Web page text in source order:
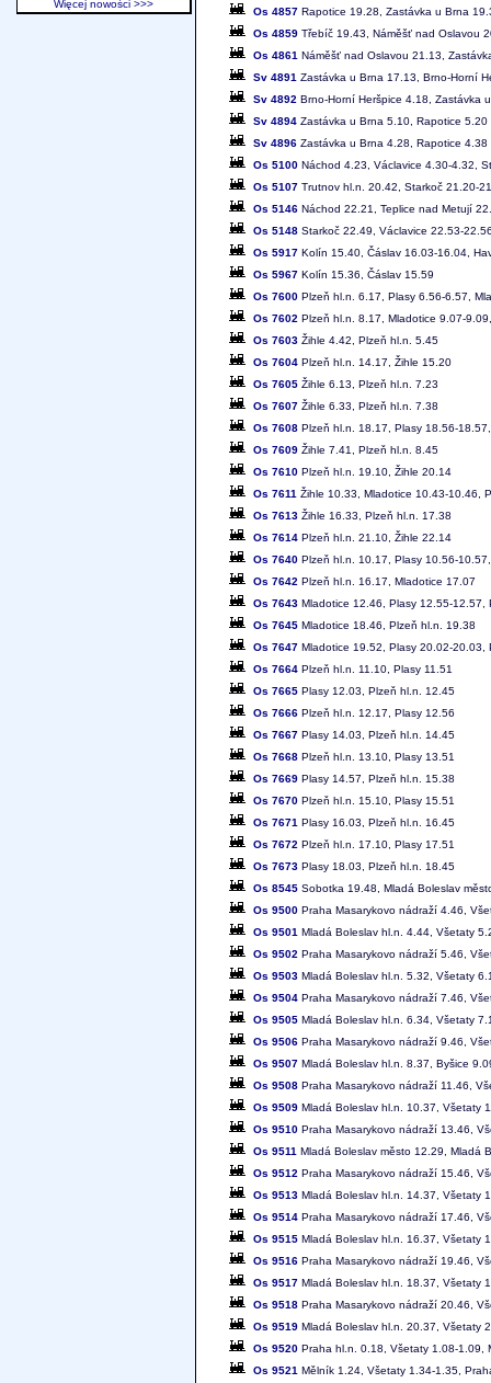
Os 4857 Rapotice 19.28, Zastávka u Brna
Os 4859 Třebíč 19.43, Náměšť nad Oslavou
Os 4861 Náměšť nad Oslavou 21.13,
Sv 4891 Zastávka u Brna 17.13, Brno-Horní
Sv 4892 Brno-Horní Heršpice 4.18, Zastávka
Sv 4894 Zastávka u Brna 5.10, Rapotice 5.20
Sv 4896 Zastávka u Brna 4.28, Rapotice 4.38
Os 5100 Náchod 4.23, Václavice 4.30-4.32,
Os 5107 Trutnov hl.n. 20.42, Starkoč 21.20-
Os 5146 Náchod 22.21, Teplice nad Metují
Os 5148 Starkoč 22.49, Václavice 22.53-
Os 5917 Kolín 15.40, Čáslav 16.03-16.04,
Os 5967 Kolín 15.36, Čáslav 15.59
Os 7600 Plzeň hl.n. 6.17, Plasy 6.56-6.57,
Os 7602 Plzeň hl.n. 8.17, Mladotice 9.07-
Os 7603 Žihle 4.42, Plzeň hl.n. 5.45
Os 7604 Plzeň hl.n. 14.17, Žihle 15.20
Os 7605 Žihle 6.13, Plzeň hl.n. 7.23
Os 7607 Žihle 6.33, Plzeň hl.n. 7.38
Os 7608 Plzeň hl.n. 18.17, Plasy 18.56-
Os 7609 Žihle 7.41, Plzeň hl.n. 8.45
Os 7610 Plzeň hl.n. 19.10, Žihle 20.14
Os 7611 Žihle 10.33, Mladotice 10.43-10.46,
Os 7613 Žihle 16.33, Plzeň hl.n. 17.38
Os 7614 Plzeň hl.n. 21.10, Žihle 22.14
Os 7640 Plzeň hl.n. 10.17, Plasy 10.56-
Os 7642 Plzeň hl.n. 16.17, Mladotice 17.07
Os 7643 Mladotice 12.46, Plasy 12.55-12.57,
Os 7645 Mladotice 18.46, Plzeň hl.n. 19.38
Os 7647 Mladotice 19.52, Plasy 20.02-20.03,
Os 7664 Plzeň hl.n. 11.10, Plasy 11.51
Os 7665 Plasy 12.03, Plzeň hl.n. 12.45
Os 7666 Plzeň hl.n. 12.17, Plasy 12.56
Os 7667 Plasy 14.03, Plzeň hl.n. 14.45
Os 7668 Plzeň hl.n. 13.10, Plasy 13.51
Os 7669 Plasy 14.57, Plzeň hl.n. 15.38
Os 7670 Plzeň hl.n. 15.10, Plasy 15.51
Os 7671 Plasy 16.03, Plzeň hl.n. 16.45
Os 7672 Plzeň hl.n. 17.10, Plasy 17.51
Os 7673 Plasy 18.03, Plzeň hl.n. 18.45
Os 8545 Sobotka 19.48, Mladá Boleslav
Os 9500 Praha Masarykovo nádraží 4.46,
Os 9501 Mladá Boleslav hl.n. 4.44, Všetaty
Os 9502 Praha Masarykovo nádraží 5.46,
Os 9503 Mladá Boleslav hl.n. 5.32, Všetaty
Os 9504 Praha Masarykovo nádraží 7.46,
Os 9505 Mladá Boleslav hl.n. 6.34, Všetaty
Os 9506 Praha Masarykovo nádraží 9.46,
Os 9507 Mladá Boleslav hl.n. 8.37, Byšice
Os 9508 Praha Masarykovo nádraží 11.46,
Os 9509 Mladá Boleslav hl.n. 10.37, Všetaty
Os 9510 Praha Masarykovo nádraží 13.46,
Os 9511 Mladá Boleslav město 12.29, Mladá
Os 9512 Praha Masarykovo nádraží 15.46,
Os 9513 Mladá Boleslav hl.n. 14.37, Všetaty
Os 9514 Praha Masarykovo nádraží 17.46,
Os 9515 Mladá Boleslav hl.n. 16.37, Všetaty
Os 9516 Praha Masarykovo nádraží 19.46,
Os 9517 Mladá Boleslav hl.n. 18.37, Všetaty
Os 9518 Praha Masarykovo nádraží 20.46,
Os 9519 Mladá Boleslav hl.n. 20.37, Všetaty
Os 9520 Praha hl.n. 0.18, Všetaty 1.08-1.09,
Os 9521 Mělník 1.24, Všetaty 1.34-1.35,
Więcej nowości >>>